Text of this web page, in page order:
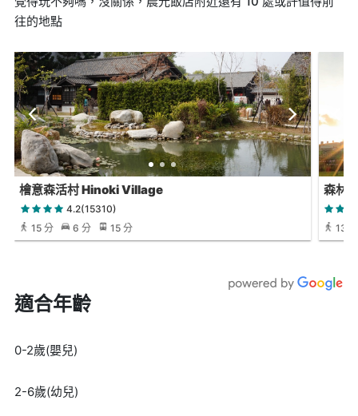
往的地點
檜意森活村 Hinoki Village
4.2(15310)
15 分
6 分 15 分
森林
13 分
適合年齡
0-2歲(嬰兒)
2-6歲(幼兒)